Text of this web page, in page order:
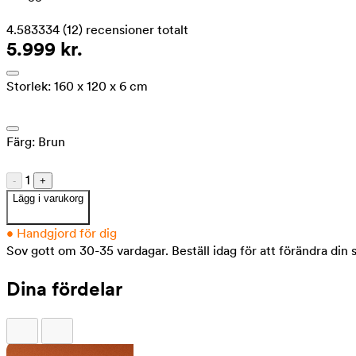
4.583334 (12) recensioner totalt
5.999 kr.
Storlek: 160 x 120 x 6 cm
Färg: Brun
- 1
+
Lägg i varukorg
• Handgjord för dig
Sov gott om 30-35 vardagar. Beställ idag för att förändra din
Dina fördelar